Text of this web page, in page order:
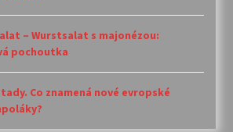
– Wurstsalat s majonézou:
pochoutka
Co znamená nové evropské